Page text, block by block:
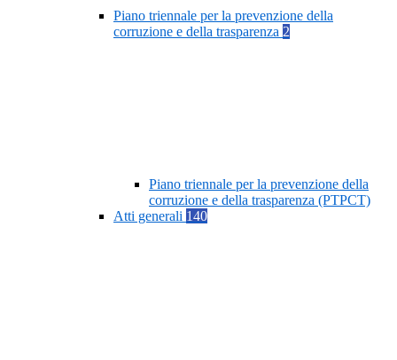
Piano triennale per la prevenzione della
corruzione e della trasparenza 2
Piano triennale per la prevenzione della
corruzione e della trasparenza (PTPCT)
Atti generali 140